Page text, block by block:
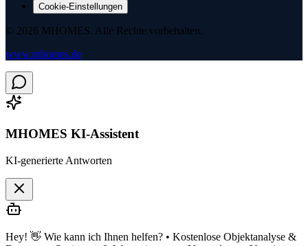
Cookie-Einstellungen
© 2026 MHOMES. Alle Rechte vorbehalten.
www.mhomes.de
MHOMES KI-Assistent
KI-generierte Antworten
Hey! 👋 Wie kann ich Ihnen helfen? • Kostenlose Objektanalyse &